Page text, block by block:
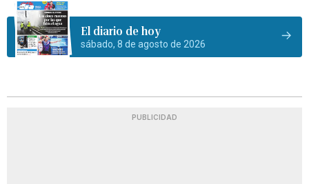
El diario de hoy
sábado, 8 de agosto de 2026
PUBLICIDAD